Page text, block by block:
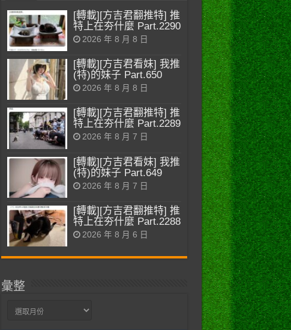
[轉載][方吉君翻推特] 推
特上在夯什麼 Part.2290
2026 年 8 月 8 日
[轉載][方吉君看妹] 我推
(特)的妹子 Part.650
2026 年 8 月 8 日
[轉載][方吉君翻推特] 推
特上在夯什麼 Part.2289
2026 年 8 月 7 日
[轉載][方吉君看妹] 我推
(特)的妹子 Part.649
2026 年 8 月 7 日
[轉載][方吉君翻推特] 推
特上在夯什麼 Part.2288
2026 年 8 月 6 日
彙整
彙